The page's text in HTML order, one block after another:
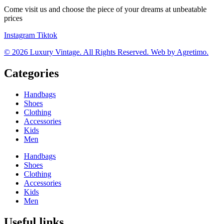
Come visit us and choose the piece of your dreams at unbeatable
prices
Instagram Tiktok
© 2026 Luxury Vintage. All Rights Reserved. Web by Agretimo.
Categories
Handbags
Shoes
Clothing
Accessories
Kids
Men
Handbags
Shoes
Clothing
Accessories
Kids
Men